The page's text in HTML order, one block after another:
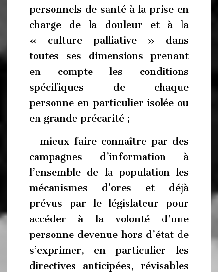
personnels de santé à la prise en
charge de la douleur et à la
« culture palliative » dans
toutes ses dimensions prenant
en compte les conditions
spécifiques de chaque
personne en particulier isolée ou
en grande précarité ;
– mieux faire connaître par des
campagnes d’information à
l’ensemble de la population les
mécanismes d’ores et déjà
prévus par le législateur pour
accéder à la volonté d’une
personne devenue hors d’état de
s’exprimer, en particulier les
directives anticipées, révisables